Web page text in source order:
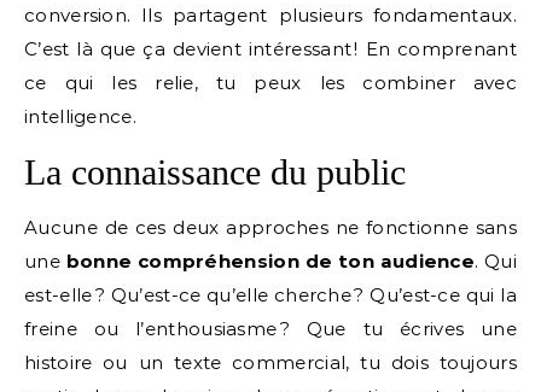
conversion. Ils partagent plusieurs fondamentaux.
C’est là que ça devient intéressant ! En comprenant
ce qui les relie, tu peux les combiner avec
intelligence.
La connaissance du public
Aucune de ces deux approches ne fonctionne sans
unebonne compréhension de ton audience. Qui
est-elle ? Qu’est-ce qu’elle cherche ? Qu’est-ce qui la
freine ou l’enthousiasme ? Que tu écrives une
histoire ou un texte commercial, tu dois toujours